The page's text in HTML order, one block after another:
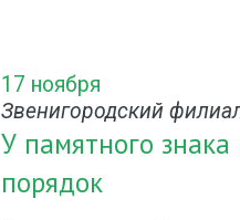
17 ноября
Звенигородский
У памятного
порядок